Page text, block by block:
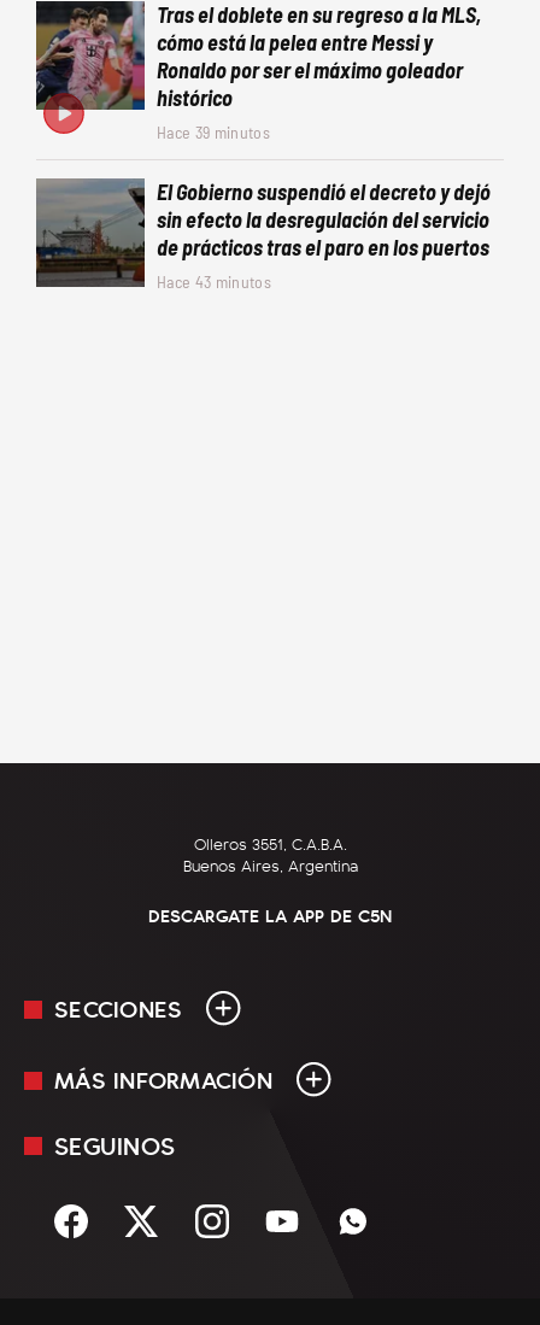
Tras el doblete en su regreso a la MLS,
cómo está la pelea entre Messi y
Ronaldo por ser el máximo goleador
histórico
Hace 39 minutos
El Gobierno suspendió el decreto y dejó
sin efecto la desregulación del servicio
de prácticos tras el paro en los puertos
Hace 43 minutos
Olleros 3551, C.A.B.A.
Buenos Aires, Argentina
DESCARGATE LA APP DE C5N
SECCIONES
En Vivo
Sociedad
MÁS INFORMACIÓN
Mediakit
Términos y condiciones
SEGUINOS